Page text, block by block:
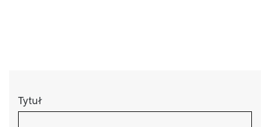
Tytuł